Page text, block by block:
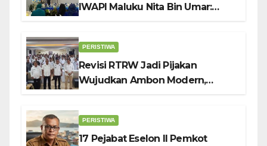
IWAPI Maluku Nita Bin Umar:
PERISTIWA
Revisi RTRW Jadi Pijakan
Wujudkan Ambon Modern,
PERISTIWA
17 Pejabat Eselon II Pemkot